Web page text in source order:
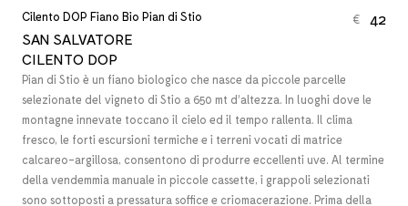
Cilento DOP Fiano Bio Pian di Stio €
42
SAN SALVATORE
CILENTO DOP
Pian di Stio è un fiano biologico che nasce da piccole parcelle
selezionate del vigneto di Stio a 650 mt d’altezza. In luoghi dove le
montagne innevate toccano il cielo ed il tempo rallenta. Il clima
fresco, le forti escursioni termiche e i terreni vocati di matrice
calcareo-argillosa, consentono di produrre eccellenti uve. Al termine
della vendemmia manuale in piccole cassette, i grappoli selezionati
sono sottoposti a pressatura soffice e criomacerazione. Prima della